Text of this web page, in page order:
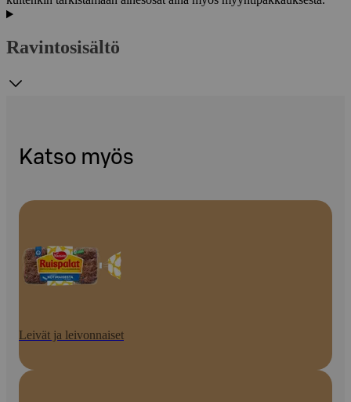
Ravintosisältö
Katso myös
Leivät ja leivonnaiset